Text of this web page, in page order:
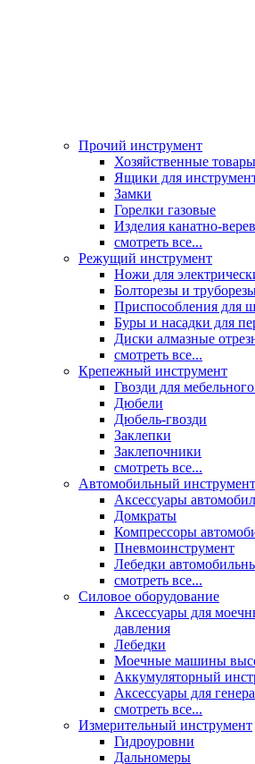
Прочий инструмент
Хозяйственные товары
Ящики для
Замки
Горелки газовые
Изделия канатно-
смотреть все...
Режущий инструмент
Ножи для
Болторезы и
Приспособления для
Буры и насадки для
Диски алмазные
смотреть все...
Крепежный инструмент
Гвозди для
Дюбели
Дюбель-гвозди
Заклепки
Заклепочники
смотреть все...
Автомобильный инструмент
Аксессуары
Домкраты
Компрессоры
Пневмоинструмент
Лебедки
смотреть все...
Силовое оборудование
Аксессуары для
давления
Лебедки
Моечные машины
Аккумуляторный
Аксессуары для
смотреть все...
Измерительный инструмент
Гидроуровни
Дальномеры